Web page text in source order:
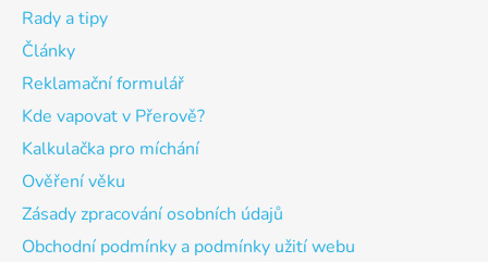
Rady a tipy
Články
Reklamační formulář
Kde vapovat v Přerově?
Kalkulačka pro míchání
Ověření věku
Zásady zpracování osobních údajů
Obchodní podmínky a podmínky užití webu